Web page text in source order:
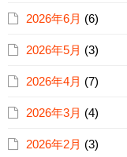
2026年6月 (6)
2026年5月 (3)
2026年4月 (7)
2026年3月 (4)
2026年2月 (3)